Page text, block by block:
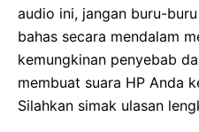
audio ini, jangan buru-
bahas secara mendalam
kemungkinan penyebab
membuat suara HP Anda
Silahkan simak ulasan